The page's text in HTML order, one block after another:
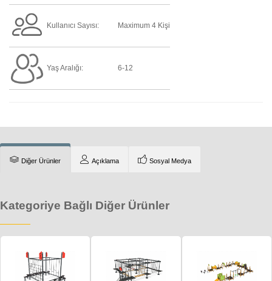
Kullanıcı Sayısı: Maximum 4 Kişi
Yaş Aralığı: 6-12
Diğer Ürünler Açıklama Sosyal Medya
Kategoriye Bağlı Diğer Ürünler